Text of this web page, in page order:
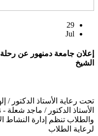
29
Jul
إعلان جامعة دمنهور عن
الشيخ
تحت رعاية الأستاذ الدكتور /
الأستاذ الدكتور / ماجد شعلة
والطلاب تنظم إدارة النشاط
لرعاية الطلاب